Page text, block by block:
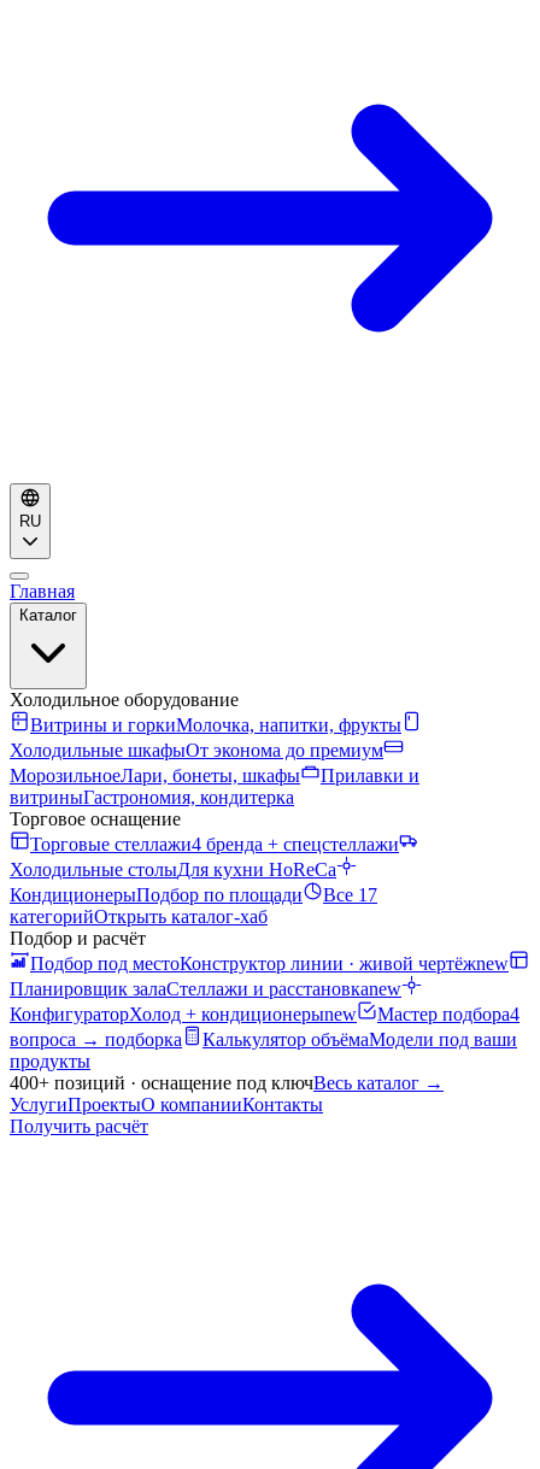
RU
Главная
Каталог
Холодильное оборудование
Витрины и горкиМолочка, напитки, фрукты
Холодильные шкафыОт эконома до премиум
МорозильноеЛари, бонеты, шкафы
Прилавки и
витриныГастрономия, кондитерка
Торговое оснащение
Торговые стеллажи4 бренда + спецстеллажи
Холодильные столыДля кухни HoReCa
КондиционерыПодбор по площади
Все 17
категорийОткрыть каталог-хаб
Подбор и расчёт
Подбор под местоКонструктор линии · живой чертёжnew
Планировщик залаСтеллажи и расстановкаnew
КонфигураторХолод + кондиционерыnew Мастер подбора4
вопроса → подборка
Калькулятор объёмаМодели под ваши
продукты
400+ позиций · оснащение под ключВесь каталог →
УслугиПроектыО компанииКонтакты
Получить расчёт